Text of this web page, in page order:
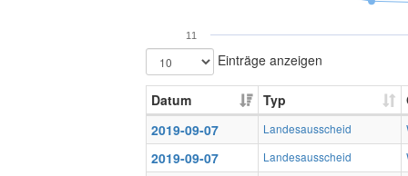
11
Einträge anzeigen
Datum Typ
2019-09-07
Landesausscheid
2019-09-07 Landesausscheid